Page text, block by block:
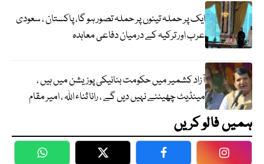
ایک پر حملہ تینوں پر حملہ تصور ہو گا، پاکستان ، سعودی
عرب اور ترکیہ کے درمیان دفاعی معاہدہ
آزاد کشمیر میں حکومت بنانیکی پوزیشن میں ہیں ،
مینڈیٹ چھیننے نہیں دیں گے ، رانا ثناء اللہ ، امیر مقام
ہمیں فالو کریں
WhatsApp Twitter Facebook